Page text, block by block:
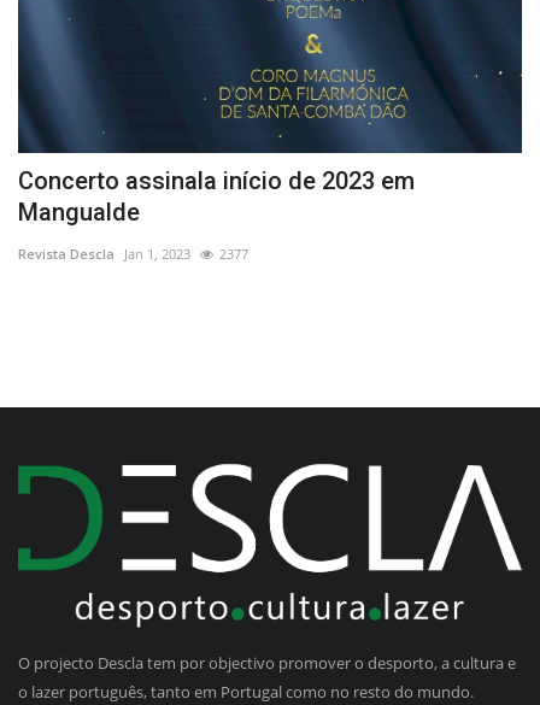
Concerto assinala início de 2023 em
Mangualde
Revista Descla Jan 1, 2023 2377
O projecto Descla tem por objectivo promover o desporto, a cultura e
o lazer português, tanto em Portugal como no resto do mundo.